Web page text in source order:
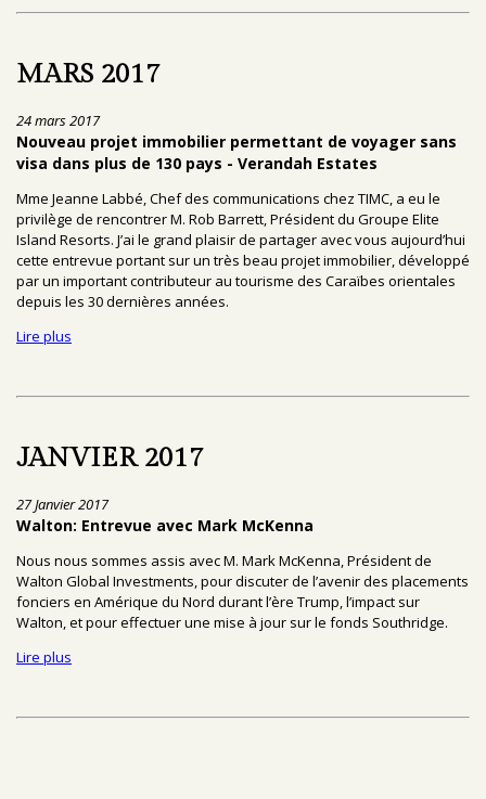
MARS 2017
24 mars 2017
Nouveau projet immobilier permettant de voyager sans
visa dans plus de 130 pays - Verandah Estates
Mme Jeanne Labbé, Chef des communications chez TIMC, a eu le
privilège de rencontrer M. Rob Barrett, Président du Groupe Elite
Island Resorts. J’ai le grand plaisir de partager avec vous aujourd’hui
cette entrevue portant sur un très beau projet immobilier, développé
par un important contributeur au tourisme des Caraïbes orientales
depuis les 30 dernières années.
Lire plus
JANVIER 2017
27 Janvier 2017
Walton: Entrevue avec Mark McKenna
Nous nous sommes assis avec M. Mark McKenna, Président de
Walton Global Investments, pour discuter de l’avenir des placements
fonciers en Amérique du Nord durant l’ère Trump, l’impact sur
Walton, et pour effectuer une mise à jour sur le fonds Southridge.
Lire plus